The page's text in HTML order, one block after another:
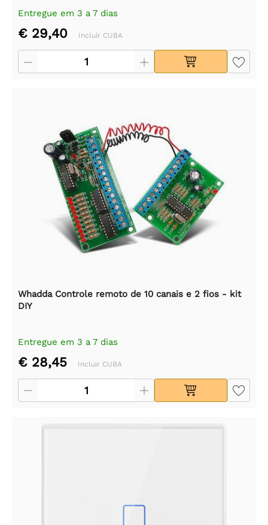
Entregue em 3 a 7 dias
€ 29,40 Incluir CUBA
Whadda Controle remoto de 10 canais e 2 fios - kit
DIY
Entregue em 3 a 7 dias
€ 28,45 Incluir CUBA